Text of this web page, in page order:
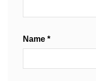
Name *